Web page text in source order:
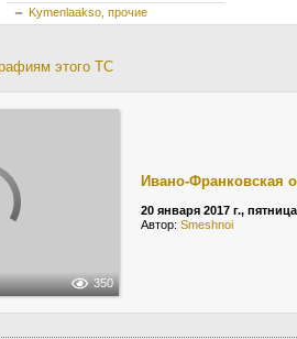
Kymenlaakso, прочие
этого ТС
350
Ивано-Франковская
20 января 2017 г., пятница
Автор: Smeshnoi